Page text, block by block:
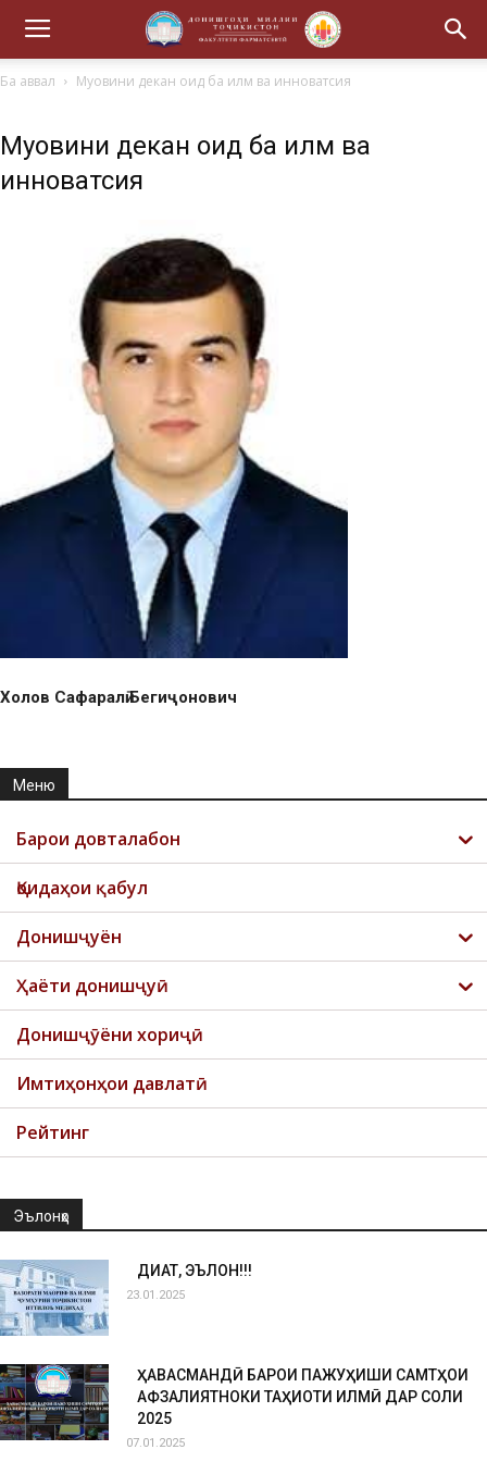
Ба аввал Муовини декан оид ба илм ва инноватсия
Муовини декан оид ба илм ва
инноватсия
Холов Сафаралӣ Бегиҷонович
Меню
Барои довталабон
Қоидаҳои қабул
Донишҷуён
Ҳаёти донишҷуӣ
Донишҷӯёни хориҷӣ
Имтиҳонҳои давлатӣ
Рейтинг
Эълонҳо
ДИҚҚАТ, ЭЪЛОН!!!
23.01.2025
ҲАВАСМАНДӢ БАРОИ ПАЖУҲИШИ САМТҲОИ
АФЗАЛИЯТНОКИ ТАҲҚИҚОТИ ИЛМӢ ДАР СОЛИ
2025
07.01.2025